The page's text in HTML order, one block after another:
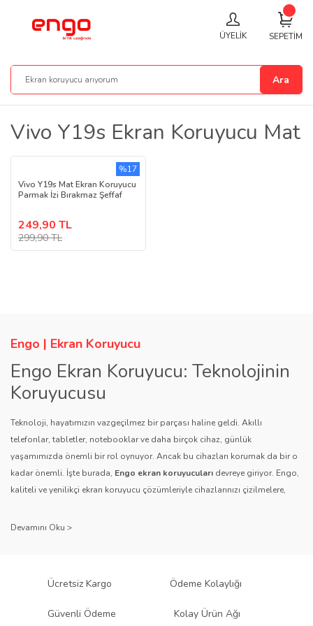
Ara
ÜYELİK SEPETİM
Vivo Y19s Ekran Koruyucu Mat
Vivo Y19s Mat Ekran Koruyucu
Parmak İzi Bırakmaz Şeffaf
249,90 TL
299,90 TL
%17
Engo | Ekran Koruyucu
Engo Ekran Koruyucu: Teknolojinin
Koruyucusu
Teknoloji, hayatımızın vazgeçilmez bir parçası haline geldi. Akıllı
telefonlar, tabletler, notebooklar ve daha birçok cihaz, günlük
yaşamımızda önemli bir rol oynuyor. Ancak bu cihazları korumak da bir o
kadar önemli. İşte burada, Engo ekran koruyucuları devreye giriyor. Engo,
kaliteli ve yenilikçi ekran koruyucu çözümleriyle cihazlarınızı çizilmelere,
sağlıyor.
Engo ekran koruyucuları
, uzun yıllara dayanan tecrübesi ve teknolojiye
ürününü titiz bir kalite kontrol sürecinden geçirir. Kullanıcı dostu tasarımı
Ücretsiz Kargo Ödeme Kolaylığı
Güvenli Ödeme Kolay Ürün Ağı